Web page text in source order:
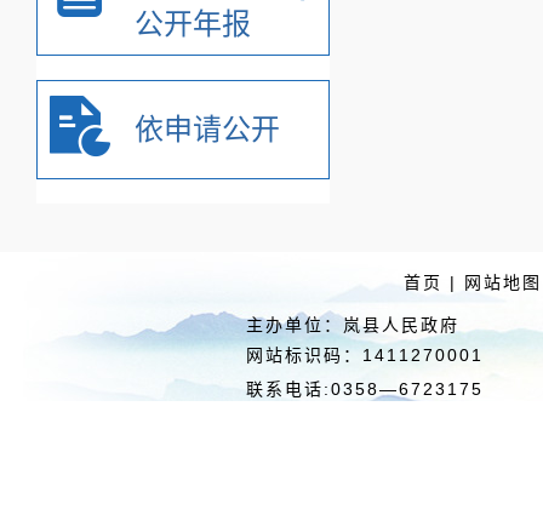
公开年报
依申请公开
首页 | 网站地图
主办单位：岚县人民政府
网站标识码：
联系电话